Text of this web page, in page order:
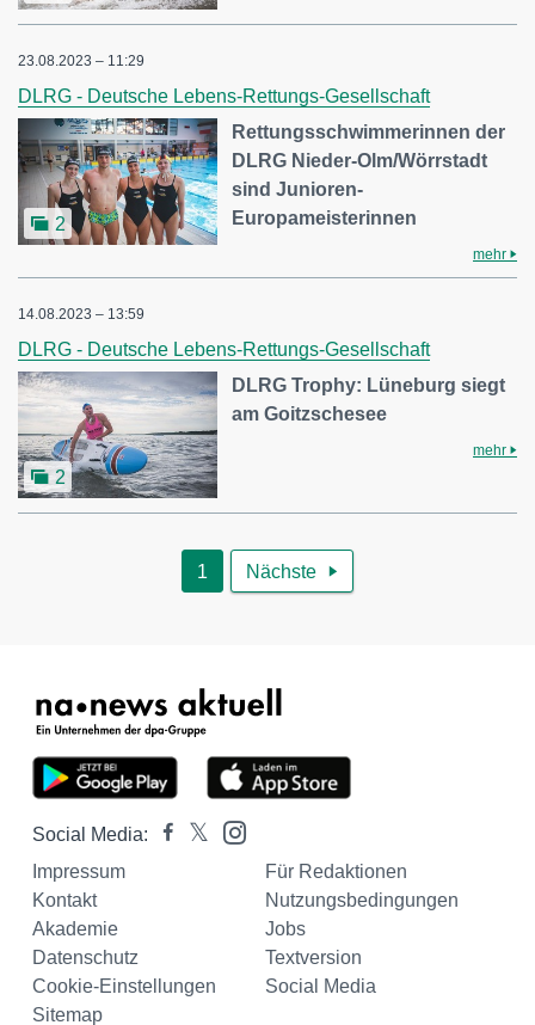
23.08.2023 – 11:29
DLRG - Deutsche Lebens-Rettungs-Gesellschaft
2
Rettungsschwimmerinnen der
DLRG Nieder-Olm/Wörrstadt
sind Junioren-
Europameisterinnen
mehr
14.08.2023 – 13:59
DLRG - Deutsche Lebens-Rettungs-Gesellschaft
2
DLRG Trophy: Lüneburg siegt
am Goitzschesee
mehr
1 Nächste 
Social Media:
Impressum
Für Redaktionen
Kontakt
Nutzungsbedingungen
Akademie
Jobs
Datenschutz
Textversion
Cookie-Einstellungen
Social Media
Sitemap